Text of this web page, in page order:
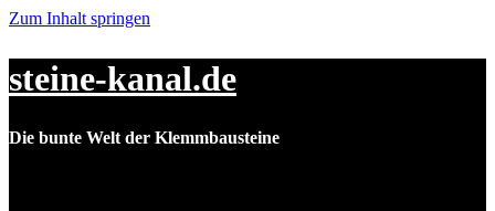
Zum Inhalt springen
steine-kanal.de
Die bunte Welt der Klemmbausteine